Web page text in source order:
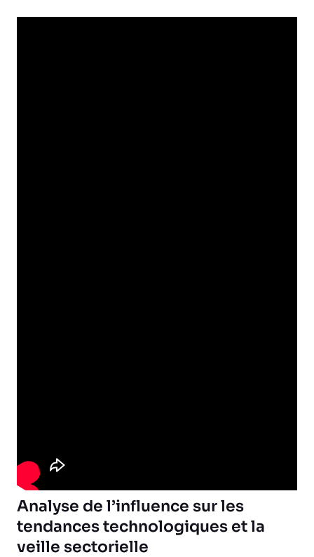
Analyse de l’influence sur les
tendances technologiques et la
veille sectorielle